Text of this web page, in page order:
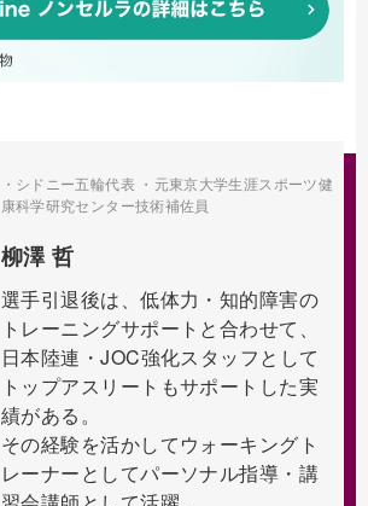
・シドニー五輪代表 ・元東京大学生涯スポーツ健
康科学研究センター技術補佐員
柳澤 哲
選手引退後は、低体力・知的障害の
トレーニングサポートと合わせて、
日本陸連・JOC強化スタッフとして
トップアスリートもサポートした実
績がある。
その経験を活かしてウォーキングト
レーナーとしてパーソナル指導・講